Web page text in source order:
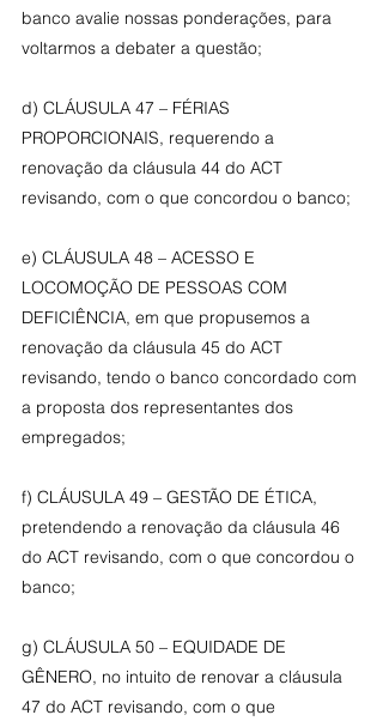
banco avalie nossas ponderações, para
voltarmos a debater a questão;
d) CLÁUSULA 47 – FÉRIAS
PROPORCIONAIS, requerendo a
renovação da cláusula 44 do ACT
revisando, com o que concordou o banco;
e) CLÁUSULA 48 – ACESSO E
LOCOMOÇÃO DE PESSOAS COM
DEFICIÊNCIA, em que propusemos a
renovação da cláusula 45 do ACT
revisando, tendo o banco concordado com
a proposta dos representantes dos
empregados;
f) CLÁUSULA 49 – GESTÃO DE ÉTICA,
pretendendo a renovação da cláusula 46
do ACT revisando, com o que concordou o
banco;
g) CLÁUSULA 50 – EQUIDADE DE
GÊNERO, no intuito de renovar a cláusula
47 do ACT revisando, com o que